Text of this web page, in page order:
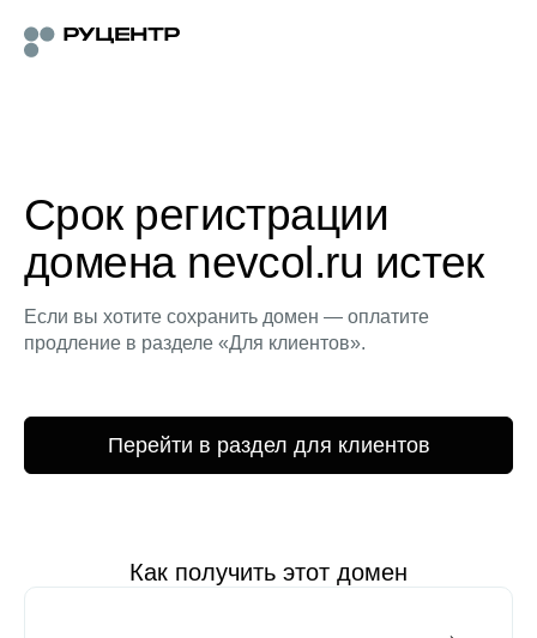
Срок регистрации
домена nevcol.ru истек
Если вы хотите сохранить домен — оплатите
продление в разделе «Для клиентов».
Перейти в раздел для клиентов
Как получить этот домен